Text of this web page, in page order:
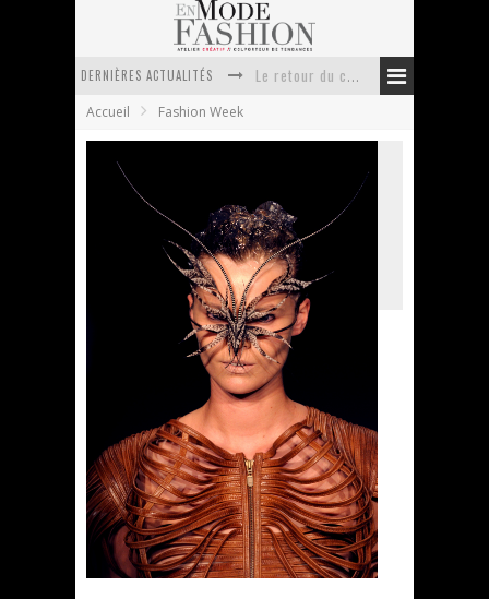
DERNIÈRES ACTUALITÉS
Le retour du cachemire version casual
Week-end spa en automne : quel maillot de bain choisir ?
Accueil Fashion Week
Iris van Herpen – Fashion Week Amsterdam
15 juillet 2010
1 Commentaire